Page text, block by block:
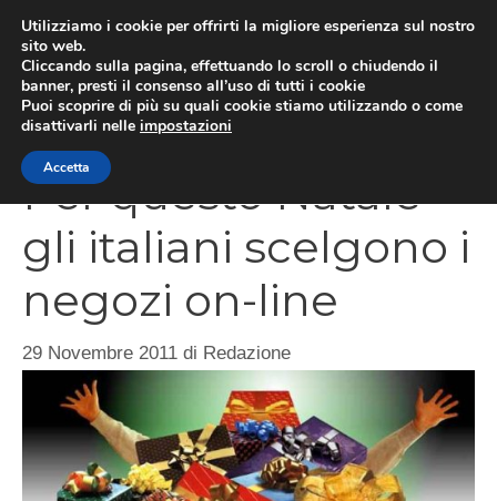
contenuto
Per questo Natale
gli italiani scelgono i
negozi on-line
29 Novembre 2011 di Redazione
Utilizziamo i cookie per offrirti la migliore esperienza sul nostro
sito web.
Cliccando sulla pagina, effettuando lo scroll o chiudendo il
banner, presti il consenso all’uso di tutti i cookie
Puoi scoprire di più su quali cookie stiamo utilizzando o come
disattivarli nelle impostazioni
Accetta